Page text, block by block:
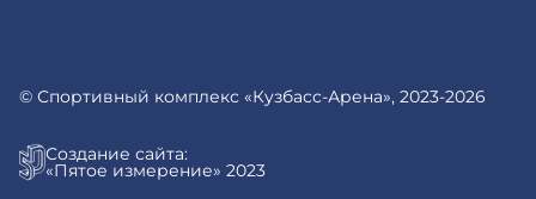
© Спортивный комплекс «Кузбасс-Арена», 2023-2026
Создание сайта:
«Пятое измерение» 2023